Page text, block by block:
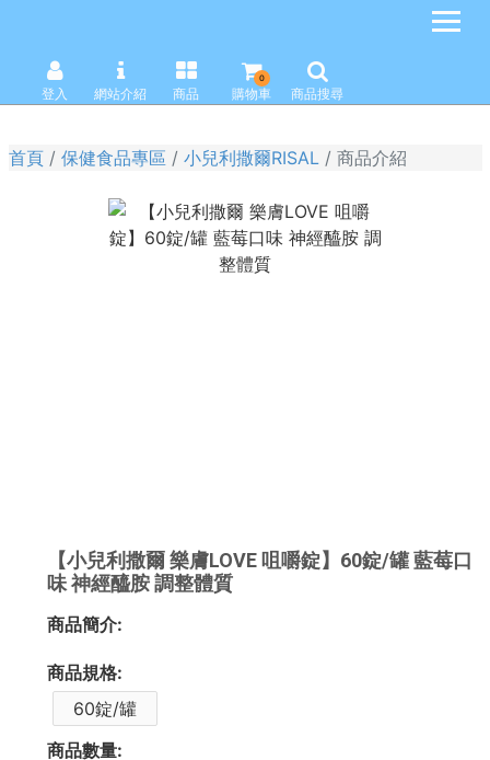
登入 網站介紹 商品 購物車
0
商品搜尋
首頁 保健食品專區 小兒利撒爾RISAL 商品介紹
【小兒利撒爾 樂膚LOVE 咀嚼錠】60錠/罐 藍莓口
味 神經醯胺 調整體質
商品簡介:
商品規格:
60錠/罐
商品數量: